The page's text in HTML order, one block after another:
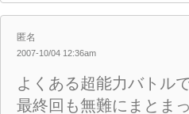
匿名
2007-10/04 12:36am
よくある超能力バトル
最終回も無難にまとま